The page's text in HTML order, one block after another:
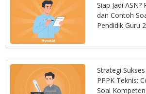
Siap Jadi
dan Contoh
Pendidik Guru
Strategi
PPPK Teknis:
Soal